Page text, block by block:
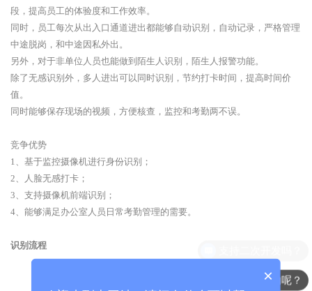
段，提高员工的体验度和工作效率。
同时，员工每次从出入口通道进出都能够自动识别，自动记录，严格管理
中途脱岗，和中途因私外出。
另外，对于非单位人员也能做到陌生人识别，陌生人报警功能。
除了无感识别外，多人进出可以同时识别，节约打卡时间，提高时间价
值。
同时能够保存现场的视频，方便核查，监控和考勤两不误。
竞争优势
1、基于监控摄像机进行身份识别；
2、人脸无感打卡；
3、支持摄像机前端识别；
4、能够满足办公室人员日常考勤管理的需要。
识别流程
你们是怎么收费的呢？
×